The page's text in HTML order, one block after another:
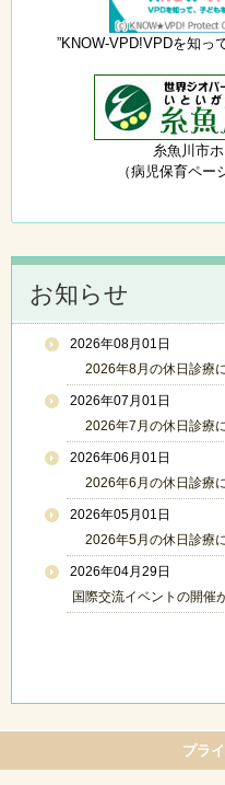
”KNOW-VPD!VPDを知っ
糸魚川市
（病児保育ペー
お知らせ
2026年08月01日
2026年8月の休日診療
2026年07月01日
2026年7月の休日診療
2026年06月01日
2026年6月の休日診療
2026年05月01日
2026年5月の休日診療
2026年04月29日
国際交流イベントの開催
プラ